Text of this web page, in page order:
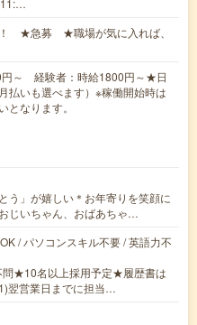
！ ★急募 ★職場が気に入れば、
円～ 経験者：時給1800円～★日
払いも選べます）※稼働開始時は
となります。
う」が嬉しい＊お年寄りを笑顔に
じいちゃん、おばあちゃ…
/ パソコンスキル不要 / 英語力不
問★10名以上採用予定★履歴書は
翌営業日までに担当…